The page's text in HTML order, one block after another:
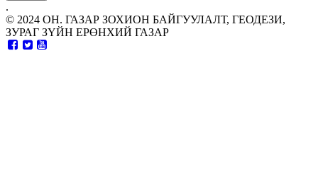
.
© 2024 ОН. ГАЗАР ЗОХИОН БАЙГУУЛАЛТ, ГЕОДЕЗИ,
ЗУРАГ ЗҮЙН ЕРӨНХИЙ ГАЗАР